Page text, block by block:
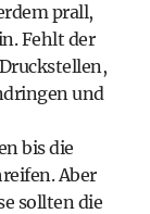
prall,
Fehlt der
und
bis die
Aber
sollten die